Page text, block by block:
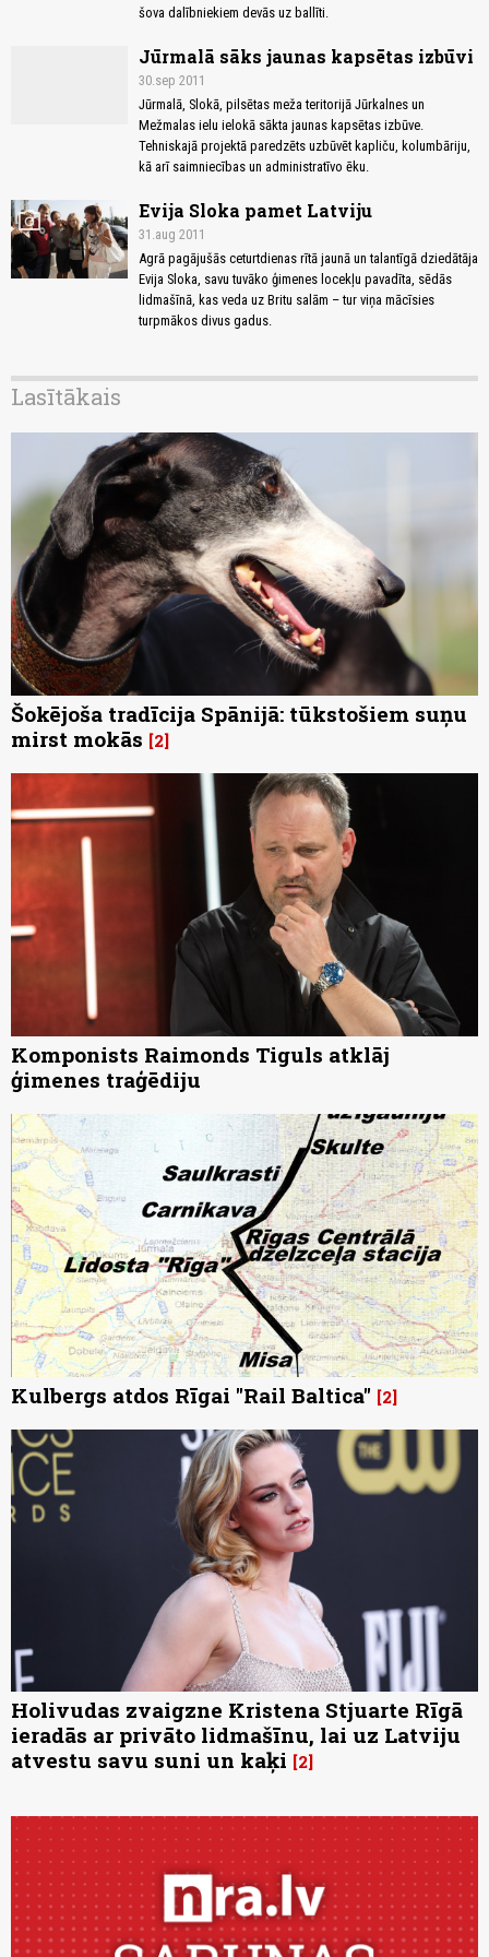
šova dalībniekiem devās uz ballīti.
Jūrmalā sāks jaunas kapsētas izbūvi
30.sep 2011
Jūrmalā, Slokā, pilsētas meža teritorijā Jūrkalnes un
Mežmalas ielu ielokā sākta jaunas kapsētas izbūve.
Tehniskajā projektā paredzēts uzbūvēt kapliču, kolumbāriju,
kā arī saimniecības un administratīvo ēku.
photo_camera Evija Sloka pamet Latviju
31.aug 2011
Agrā pagājušās ceturtdienas rītā jaunā un talantīgā dziedātāja
Evija Sloka, savu tuvāko ģimenes locekļu pavadīta, sēdās
lidmašīnā, kas veda uz Britu salām – tur viņa mācīsies
turpmākos divus gadus.
Lasītākais
Šokējoša tradīcija Spānijā: tūkstošiem suņu
mirst mokās 2
Komponists Raimonds Tiguls atklāj
ģimenes traģēdiju
Kulbergs atdos Rīgai "Rail Baltica" 2
Holivudas zvaigzne Kristena Stjuarte Rīgā
ieradās ar privāto lidmašīnu, lai uz Latviju
atvestu savu suni un kaķi 2